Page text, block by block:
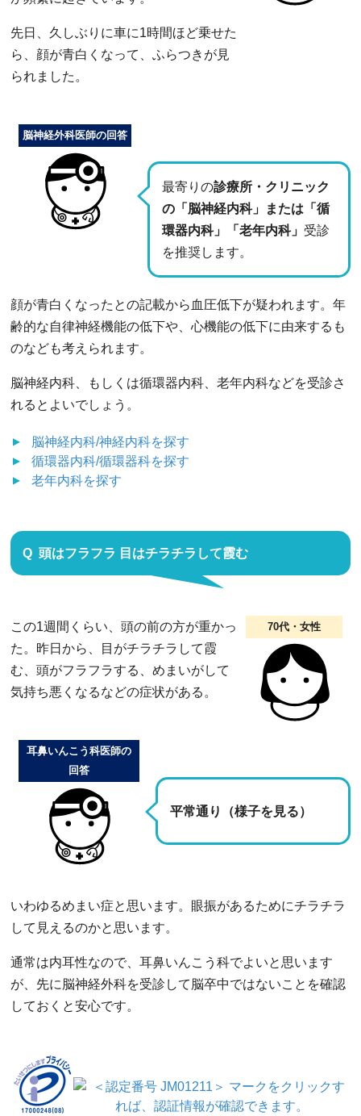
先日、久しぶりに車に1時間ほど乗せた
ら、顔が青白くなって、ふらつきが見
られました。
最寄りの診療所・クリニック
の「脳神経内科」または「循
環器内科」「老年内科」 受診
を推奨します。
脳神経外科医師の回答
顔が青白くなったとの記載から血圧低下が疑われます。年
齢的な自律神経機能の低下や、心機能の低下に由来するも
のなども考えられます。
脳神経内科、もしくは循環器内科、老年内科などを受診さ
れるとよいでしょう。
脳神経内科/神経内科を探す
循環器内科/循環器科を探す
老年内科を探す
頭はフラフラ 目はチラチラして霞む
70代・女性
この1週間くらい、頭の前の方が重かっ
た。昨日から、目がチラチラして霞
む、頭がフラフラする、めまいがして
気持ち悪くなるなどの症状がある。
平常通り（様子を見る）
耳鼻いんこう科医師の
回答
いわゆるめまい症と思います。眼振があるためにチラチラ
して見えるのかと思います。
通常は内耳性なので、耳鼻いんこう科でよいと思います
が、先に脳神経外科を受診して脳卒中ではないことを確認
しておくと安心です。